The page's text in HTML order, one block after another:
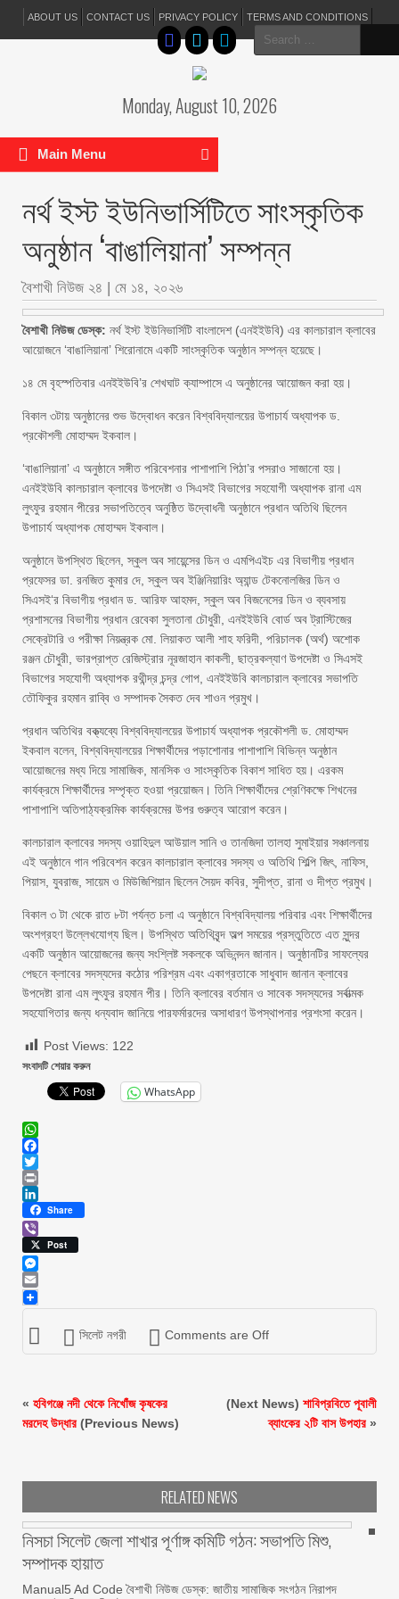
ABOUT US CONTACT US PRIVACY POLICY TERMS AND CONDITIONS
Search
for:
Monday, August 10, 2026
Main Menu
নর্থ ইস্ট ইউনিভার্সিটিতে সাংস্কৃতিক
অনুষ্ঠান ‘বাঙালিয়ানা’ সম্পন্ন
বৈশাখী নিউজ ২৪ | মে ১৪, ২০২৬
বৈশাখী নিউজ ডেস্ক: নর্থ ইস্ট ইউনিভার্সিটি বাংলাদেশ (এনইইউবি) এর কালচারাল ক্লাবের
আয়োজনে ‘বাঙালিয়ানা’ শিরোনামে একটি সাংস্কৃতিক অনুষ্ঠান সম্পন্ন হয়েছে।
১৪ মে বৃহস্পতিবার এনইইউবি’র শেখঘাট ক্যাম্পাসে এ অনুষ্ঠানের আয়োজন করা হয়।
বিকাল ৩টায় অনুষ্ঠানের শুভ উদ্বোধন করেন বিশ্ববিদ্যালয়ের উপাচার্য অধ্যাপক ড.
প্রকৌশলী মোহাম্মদ ইকবাল।
‘বাঙালিয়ানা’ এ অনুষ্ঠানে সঙ্গীত পরিবেশনার পাশাপাশি পিঠা’র পসরাও সাজানো হয়।
এনইইউবি কালচারাল ক্লাবের উপদেষ্টা ও সিএসই বিভাগের সহযোগী অধ্যাপক রানা এম
লুৎফুর রহমান পীরের সভাপতিত্বে অনুষ্ঠিত উদ্বোধনী অনুষ্ঠানে প্রধান অতিথি ছিলেন
উপাচার্য অধ্যাপক মোহাম্মদ ইকবাল।
অনুষ্ঠানে উপস্থিত ছিলেন, স্কুল অব সায়েন্সের ডিন ও এমপিএইচ এর বিভাগীয় প্রধান
প্রফেসর ডা. রনজিত কুমার দে, স্কুল অব ইঞ্জিনিয়ারিং অ্যান্ড টেকনোলজির ডিন ও
সিএসই‘র বিভাগীয় প্রধান ড. আরিফ আহমদ, স্কুল অব বিজনেসের ডিন ও ব্যবসায়
প্রশাসনের বিভাগীয় প্রধান রেবেকা সুলতানা চৌধুরী, এনইইউবি বোর্ড অব ট্রাস্টিজের
সেক্রেটারি ও পরীক্ষা নিয়ন্ত্রক মো. লিয়াকত আলী শাহ ফরিদী, পরিচালক (অর্থ) অশোক
রঞ্জন চৌধুরী, ভারপ্রাপ্ত রেজিস্ট্রার নূরজাহান কাকলী, ছাত্রকল্যাণ উপদেষ্টা ও সিএসই
বিভাগের সহযোগী অধ্যাপক রথীন্দ্র চন্দ্র গোপ, এনইইউবি কালচারাল ক্লাবের সভাপতি
তৌফিকুর রহমান রাব্বি ও সম্পাদক সৈকত দেব শাওন প্রমুখ।
প্রধান অতিথির বক্ত্যব্যে বিশ্ববিদ্যালয়ের উপাচার্য অধ্যাপক প্রকৌশলী ড. মোহাম্মদ
ইকবাল বলেন, বিশ্ববিদ্যালয়ের শিক্ষার্থীদের পড়াশোনার পাশাপাশি বিভিন্ন অনুষ্ঠান
আয়োজনের মধ্য দিয়ে সামাজিক, মানসিক ও সাংস্কৃতিক বিকাশ সাধিত হয়। এরকম
কার্যক্রমে শিক্ষার্থীদের সম্পৃক্ত হওয়া প্রয়োজন। তিনি শিক্ষার্থীদের শ্রেণিকক্ষে শিখনের
পাশাপাশি অতিপাঠ্যক্রমিক কার্যক্রমের উপর গুরুত্ব আরোপ করেন।
কালচারাল ক্লাবের সদস্য ওয়াহিদুল আউয়াল সানি ও তানজিদা তালহা সুমাইয়ার সঞ্চালনায়
এই অনুষ্ঠানে গান পরিবেশন করেন কালচারাল ক্লাবের সদস্য ও অতিথি শিল্পি জিৎ, নাফিস,
পিয়াস, যুবরাজ, সায়েম ও মিউজিশিয়ান ছিলেন সৈয়দ কবির, সুদীপ্ত, রানা ও দীপ্ত প্রমুখ।
বিকাল ৩ টা থেকে রাত ৮টা পর্যন্ত চলা এ অনুষ্ঠানে বিশ্ববিদ্যালয় পরিবার এবং শিক্ষার্থীদের
অংশগ্রহণ উল্লেখযোগ্য ছিল। উপস্থিত অতিথিবৃন্দ অল্প সময়ের প্রস্তুতিতে এত সুন্দর
একটি অনুষ্ঠান আয়োজনের জন্য সংশ্লিষ্ট সকলকে অভিনন্দন জানান। অনুষ্ঠানটির সাফল্যের
পেছনে ক্লাবের সদস্যদের কঠোর পরিশ্রম এবং একাগ্রতাকে সাধুবাদ জানান ক্লাবের
উপদেষ্টা রানা এম লুৎফুর রহমান পীর। তিনি ক্লাবের বর্তমান ও সাবেক সদস্যদের সর্বাত্মক
সহযোগিতার জন্য ধন্যবাদ জানিয়ে পারফর্মারদের অসাধারণ উপস্থাপনার প্রশংসা করেন।
Post Views: 122
সংবাদটি শেয়ার করুন
WhatsApp
WhatsApp
Facebook
Twitter
Print
LinkedIn
Share
ViberPost
Messenger
Email
সিলেট নগরী Comments are Off
« হবিগঞ্জে নদী থেকে নিখোঁজ কৃষকের
মরদেহ উদ্ধার(Previous News)
(Next News) শাবিপ্রবিতে পূবালী
ব্যাংকের ২টি বাস উপহার»
RELATED NEWS
নিসচা সিলেট জেলা শাখার পূর্ণাঙ্গ কমিটি গঠন: সভাপতি মিশু,
সম্পাদক হায়াত
Manual5 Ad Code বৈশাখী নিউজ ডেস্ক: জাতীয় সামাজিক সংগঠন নিরাপদ